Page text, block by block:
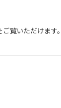
覧いただけます。